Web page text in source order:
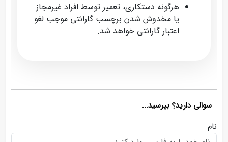
هرگونه دستکاری، تعمیر توسط افراد غیرمجاز
یا مخدوش شدن برچسب گارانتی موجب لغو
اعتبار گارانتی خواهد شد.
سوالی دارید؟ بپرسید...
نام